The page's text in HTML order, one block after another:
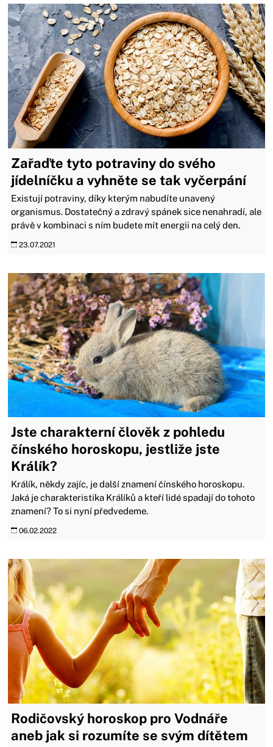
Zařaďte tyto potraviny do svého
jídelníčku a vyhněte se tak vyčerpání
Existují potraviny, díky kterým nabudíte unavený
organismus. Dostatečný a zdravý spánek sice nenahradí, ale
právě v kombinaci s ním budete mít energii na celý den.
23.07.2021
Jste charakterní člověk z pohledu
čínského horoskopu, jestliže jste
Králík?
Králík, někdy zajíc, je další znamení čínského horoskopu.
Jaká je charakteristika Králíků a kteří lidé spadají do tohoto
znamení? To si nyní předvedeme.
06.02.2022
Rodičovský horoskop pro Vodnáře
aneb jak si rozumíte se svým dítětem